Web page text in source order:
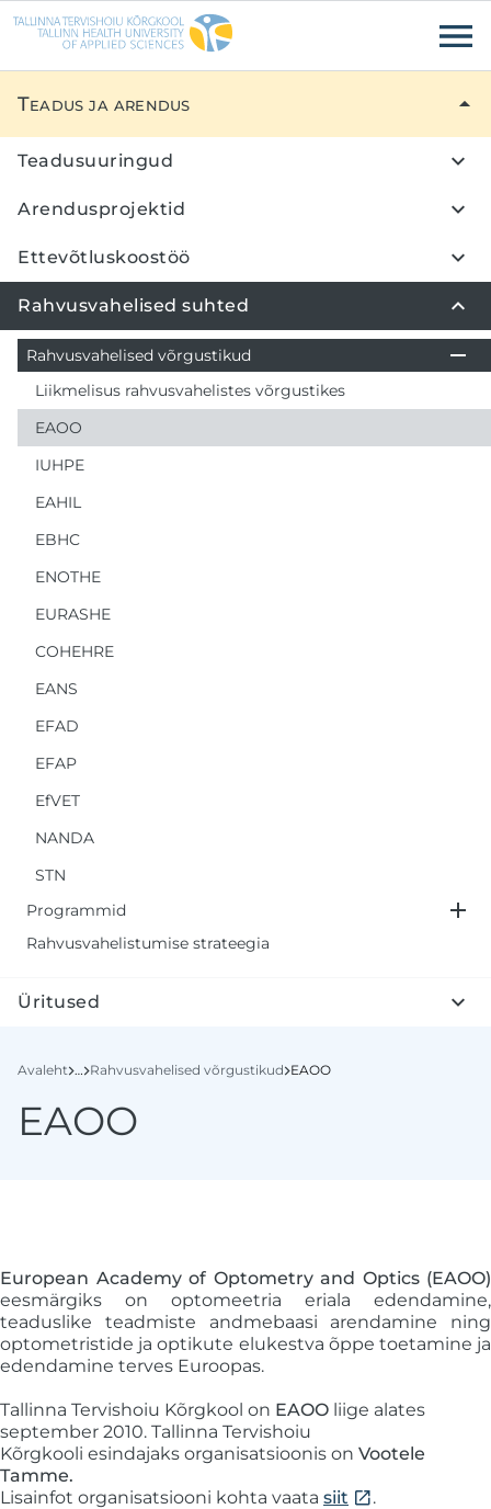
Liigu edasi põhisisu juurde Ligipääsetavus
Teadus ja arendus
Teadusuuringud
Arendusprojektid
Ettevõtluskoostöö
Rahvusvahelised suhted
Rahvusvahelised võrgustikud
Liikmelisus rahvusvahelistes võrgustikes
EAOO
IUHPE
EAHIL
EBHC
ENOTHE
EURASHE
COHEHRE
EANS
EFAD
EFAP
EfVET
NANDA
STN
Programmid
Rahvusvahelistumise strateegia
Üritused
Avaleht … Rahvusvahelised võrgustikud EAOO
EAOO
European Academy of Optometry and Optics (EAOO)
eesmärgiks on optomeetria eriala edendamine,
teaduslike teadmiste andmebaasi arendamine ning
optometristide ja optikute elukestva õppe toetamine ja
edendamine terves Euroopas.
Tallinna Tervishoiu Kõrgkool on EAOO liige alates
september 2010. Tallinna Tervishoiu
Kõrgkooli esindajaks organisatsioonis on Vootele
Tamme.
Lisainfot organisatsiooni kohta vaata siit .